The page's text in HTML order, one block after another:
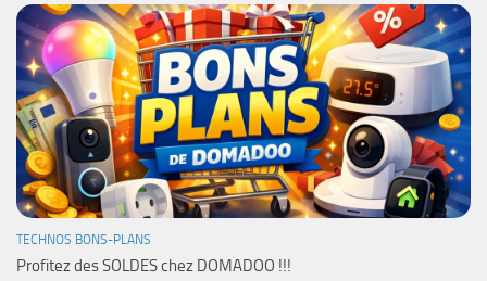
TECHNOS BONS-PLANS
Profitez des SOLDES chez DOMADOO !!!